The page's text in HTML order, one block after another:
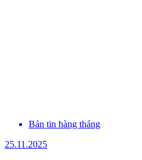
Bản tin hàng tháng
25.11.2025